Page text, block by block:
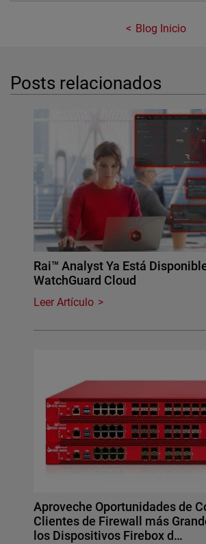
Blog Inicio
Posts relacionados
Rai™ Analyst Ya Está
WatchGuard Cloud
Leer Artículo
Aproveche Oportunidades de
Clientes de Firewall más
los Dispositivos Firebox d…